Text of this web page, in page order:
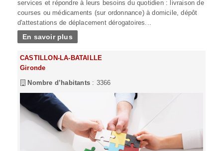
services et répondre à leurs besoins du quotidien : livraison de
courses ou médicaments (sur ordonnance) à domicile, dépôt
d'attestations de déplacement dérogatoires...
En savoir plus
CASTILLON-LA-BATAILLE
Gironde
Nombre d’habitants : 3366